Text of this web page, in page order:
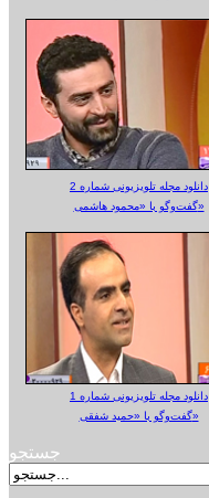
دانلود مجله تلویزیونی شماره 2
گفت‌وگو با «محمود هاشمی»
دانلود مجله تلویزیونی شماره 1
گفت‌وگو با «حمید شفقی»
جستجو